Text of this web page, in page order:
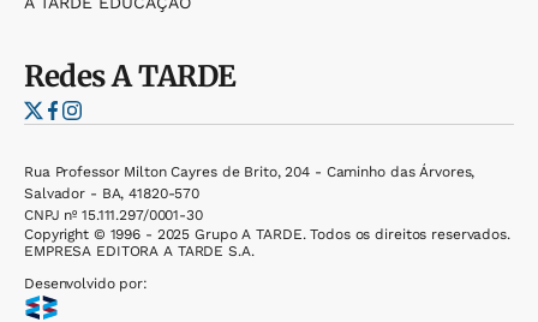
RedesA TARDE
Rua Professor Milton Cayres de Brito, 204 - Caminho das Árvores,
Salvador - BA, 41820-570
CNPJ nº 15.111.297/0001-30
Copyright © 1996 - 2025 Grupo A TARDE. Todos os direitos reservados.
EMPRESA EDITORA A TARDE S.A.
Desenvolvido por: